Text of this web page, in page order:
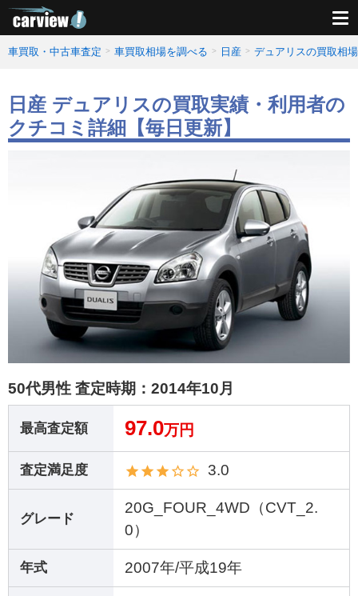
車買取・中古車査定 車買取相場を調べる 日産 デュアリスの買取相
日産 デュアリスの買取実績・利用者の
クチコミ詳細【毎日更新】
50代男性 査定時期： 2014年10月
最高査定額 97.0万円
査定満足度 3.0
グレード
20G_FOUR_4WD（CVT_2.
0）
年式 2007年/平成19年